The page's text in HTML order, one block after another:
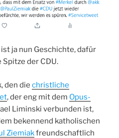
ja nun Geschichte, dafür
der CDU.
den die christliche
, der eng mit dem Opus-
Liminski verbunden ist,
bekennend katholischen
Ziemiakfreundschaftlich